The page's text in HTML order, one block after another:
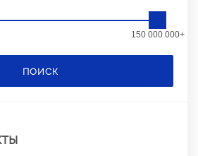
150 000 000+
ПОИСК